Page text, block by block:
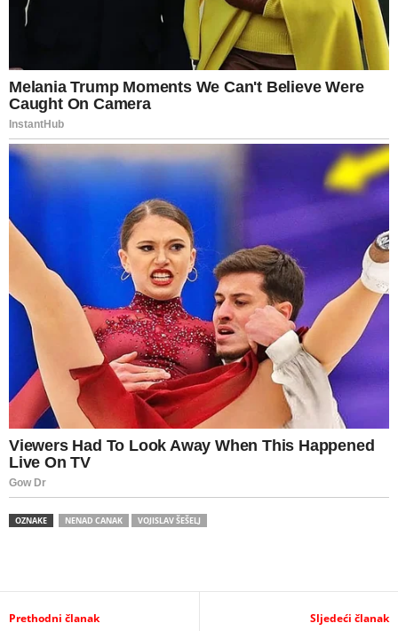
OZNAKE NENAD CANAK VOJISLAV ŠEŠELJ
Prethodni članak Sljedeći članak